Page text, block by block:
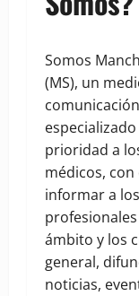
Somos
(MS), un
comunicación
prioridad a
médicos, con
informar a los
ámbito y los
general,
noticias,